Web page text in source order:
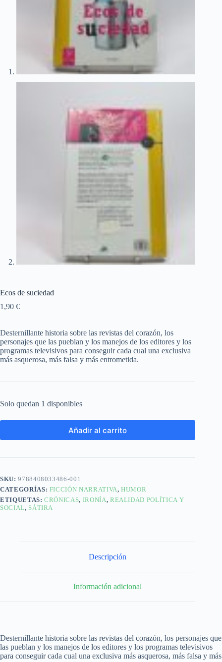
Ecos de suciedad
1,90 €
Desternillante historia sobre las revistas del corazón, los
personajes que las pueblan y los manejos de los editores y los
programas televisivos para conseguir cada cual una exclusiva
más asquerosa, más falsa y más entrometida.
Solo quedan 1 disponibles
Añadir al carrito
SKU:9788408033486-001
CATEGORÍAS: FICCIÓN NARRATIVA,HUMOR
ETIQUETAS:CRÓNICAS, IRONÍA, REALIDAD POLÍTICA Y
SOCIAL, SÁTIRA
Descripción
Información adicional
Desternillante historia sobre las revistas del corazón, los personajes que
las pueblan y los manejos de los editores y los programas televisivos
para conseguir cada cual una exclusiva más asquerosa, más falsa y más